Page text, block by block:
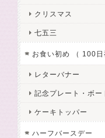
クリスマス
七五三
お食い初め （ 100日
レターバナー
記念プレート・ボー
ケーキトッパー
ハーフバースデー